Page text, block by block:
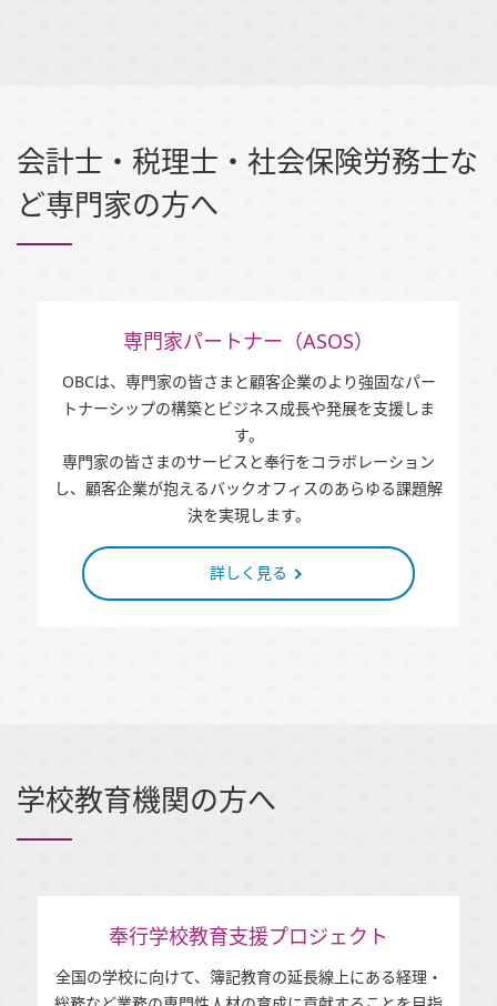
会計士・税理士・社会保険労務士な
ど専門家の方へ
専門家パートナー（ASOS）
OBCは、専門家の皆さまと顧客企業のより強固なパー
トナーシップの構築とビジネス成長や発展を支援しま
す。
専門家の皆さまのサービスと奉行をコラボレーション
し、顧客企業が抱えるバックオフィスのあらゆる課題解
決を実現します。
詳しく見る
学校教育機関の方へ
奉行学校教育支援プロジェクト
全国の学校に向けて、簿記教育の延⻑線上にある経理・